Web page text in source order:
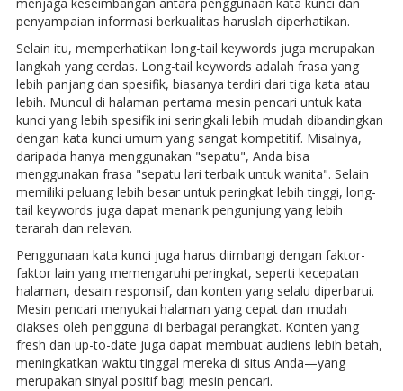
menjaga keseimbangan antara penggunaan kata kunci dan
penyampaian informasi berkualitas haruslah diperhatikan.
Selain itu, memperhatikan long-tail keywords juga merupakan
langkah yang cerdas. Long-tail keywords adalah frasa yang
lebih panjang dan spesifik, biasanya terdiri dari tiga kata atau
lebih. Muncul di halaman pertama mesin pencari untuk kata
kunci yang lebih spesifik ini seringkali lebih mudah dibandingkan
dengan kata kunci umum yang sangat kompetitif. Misalnya,
daripada hanya menggunakan "sepatu", Anda bisa
menggunakan frasa "sepatu lari terbaik untuk wanita". Selain
memiliki peluang lebih besar untuk peringkat lebih tinggi, long-
tail keywords juga dapat menarik pengunjung yang lebih
terarah dan relevan.
Penggunaan kata kunci juga harus diimbangi dengan faktor-
faktor lain yang memengaruhi peringkat, seperti kecepatan
halaman, desain responsif, dan konten yang selalu diperbarui.
Mesin pencari menyukai halaman yang cepat dan mudah
diakses oleh pengguna di berbagai perangkat. Konten yang
fresh dan up-to-date juga dapat membuat audiens lebih betah,
meningkatkan waktu tinggal mereka di situs Anda—yang
merupakan sinyal positif bagi mesin pencari.